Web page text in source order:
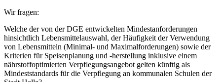
Wir fragen:
Welche der von der DGE entwickelten Mindestanforderungen
hinsichtlich Lebensmittelauswahl, der Häufigkeit der Verwendung
von Lebensmitteln (Minimal- und Maximalforderungen) sowie der
Kriterien für Speisenplanung und -herstellung inklusive einem
nährstoffoptimierten Verpflegungsangebot gelten künftig als
Mindeststandards für die Verpflegung an kommunalen Schulen der